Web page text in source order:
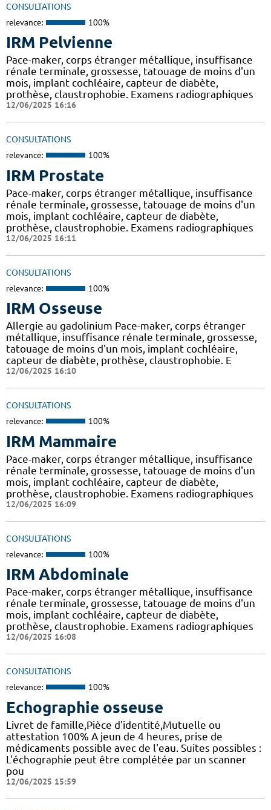
CONSULTATIONS
relevance: 100%
IRM Pelvienne
Pace-maker, corps étranger métallique, insuffisance
rénale terminale, grossesse, tatouage de moins d'un
mois, implant cochléaire, capteur de diabète,
prothèse, claustrophobie. Examens radiographiques
12/06/2025 16:16
CONSULTATIONS
relevance: 100%
IRM Prostate
Pace-maker, corps étranger métallique, insuffisance
rénale terminale, grossesse, tatouage de moins d'un
mois, implant cochléaire, capteur de diabète,
prothèse, claustrophobie. Examens radiographiques
12/06/2025 16:11
CONSULTATIONS
relevance: 100%
IRM Osseuse
Allergie au gadolinium Pace-maker, corps étranger
métallique, insuffisance rénale terminale, grossesse,
tatouage de moins d'un mois, implant cochléaire,
capteur de diabète, prothèse, claustrophobie. E
12/06/2025 16:10
CONSULTATIONS
relevance: 100%
IRM Mammaire
Pace-maker, corps étranger métallique, insuffisance
rénale terminale, grossesse, tatouage de moins d'un
mois, implant cochléaire, capteur de diabète,
prothèse, claustrophobie. Examens radiographiques
12/06/2025 16:09
CONSULTATIONS
relevance: 100%
IRM Abdominale
Pace-maker, corps étranger métallique, insuffisance
rénale terminale, grossesse, tatouage de moins d'un
mois, implant cochléaire, capteur de diabète,
prothèse, claustrophobie. Examens radiographiques
12/06/2025 16:08
CONSULTATIONS
relevance: 100%
Echographie osseuse
Livret de famille,Pièce d'identité,Mutuelle ou
attestation 100% A jeun de 4 heures, prise de
médicaments possible avec de l'eau. Suites possibles :
L'échographie peut être complétée par un scanner
pou
12/06/2025 15:59